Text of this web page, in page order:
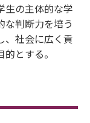
生の主体的な学
な判断力を培う
、社会に広く貢
とする。